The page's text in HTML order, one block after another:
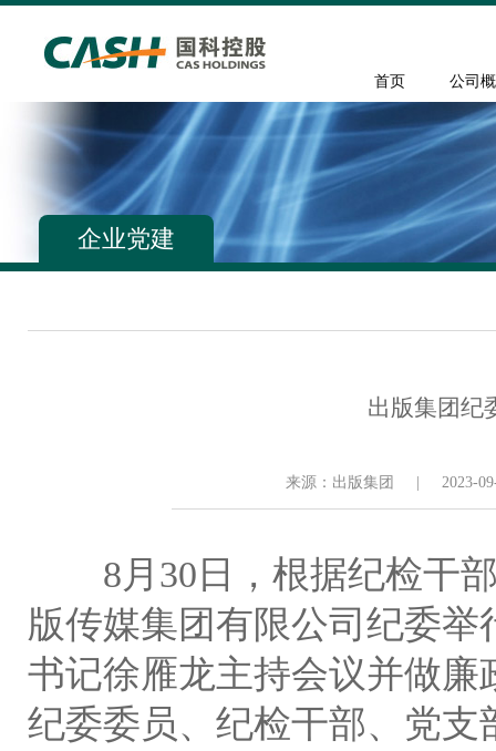
首页 公司
企业党建
出版集团纪
来源：出版集团 2023-
8月 30 日，根据纪检干
版传媒集团有限公司纪委
书记徐雁龙主持会议并做
纪委委员、纪检干部、党支